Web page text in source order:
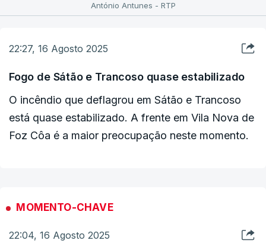
António Antunes - RTP
22:27, 16 Agosto 2025
Fogo de Sátão e Trancoso quase estabilizado
O incêndio que deflagrou em Sátão e Trancoso
está quase estabilizado. A frente em Vila Nova de
Foz Côa é a maior preocupação neste momento.
MOMENTO-CHAVE
22:04, 16 Agosto 2025